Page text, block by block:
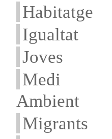
Habitatge
Igualtat
Joves
Medi
Ambient
Migrants